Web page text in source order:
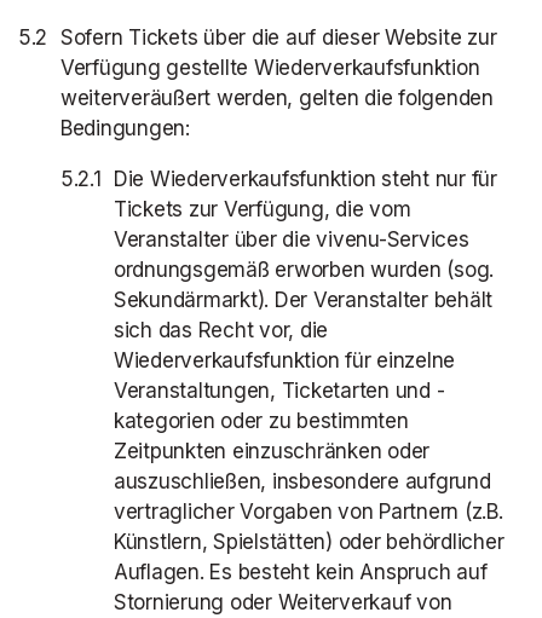
Sofern Tickets über die auf dieser Website zur
Verfügung gestellte Wiederverkaufsfunktion
weiterveräußert werden, gelten die folgenden
Bedingungen:
Die Wiederverkaufsfunktion steht nur für
Tickets zur Verfügung, die vom
Veranstalter über die vivenu-Services
ordnungsgemäß erworben wurden (sog.
Sekundärmarkt). Der Veranstalter behält
sich das Recht vor, die
Wiederverkaufsfunktion für einzelne
Veranstaltungen, Ticketarten und -
kategorien oder zu bestimmten
Zeitpunkten einzuschränken oder
auszuschließen, insbesondere aufgrund
vertraglicher Vorgaben von Partnern (z.B.
Künstlern, Spielstätten) oder behördlicher
Auflagen. Es besteht kein Anspruch auf
Stornierung oder Weiterverkauf von